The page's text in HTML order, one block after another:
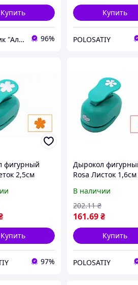
Купить
Арт-бутик "Алізарин" 96%
Купить
POLOSATIY
фигурный
2,5см
Купить
97%
Дырокол
Rosa Листок 1,6см
В наличии
161.69₴
202.11 ₴
Купить
POLOSATIY